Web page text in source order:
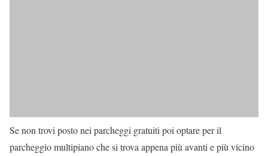
Se non trovi posto nei parcheggi gratuiti poi optare per il
parcheggio multipiano che si trova appena più avanti e più vicino